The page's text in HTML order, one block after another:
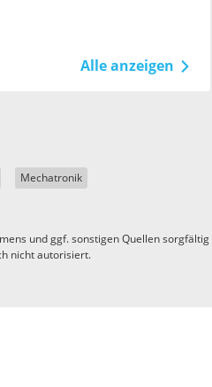
Alle anzeigen
Mechatronik
und ggf. sonstigen Quellen sorgfältig
nicht autorisiert.